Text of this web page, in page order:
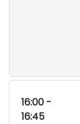
16:00 -
16:45